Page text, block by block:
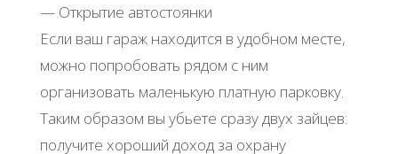
— Открытие автостоянки
Если ваш гараж находится в удобном месте,
можно попробовать рядом с ним
организовать маленькую платную парковку.
Таким образом вы убьете сразу двух зайцев:
получите хороший доход за охрану